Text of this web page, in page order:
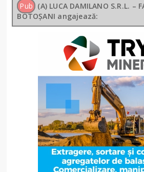
Pub (A) LUCA DAMILANO S.R.L. –
BOTOȘANI angajează: